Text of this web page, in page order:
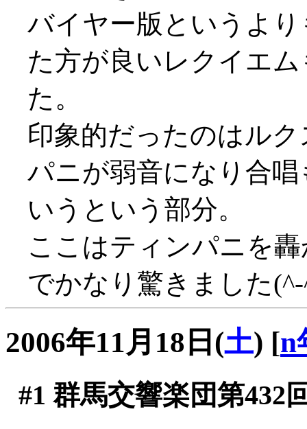
バイヤー版というよ
た方が良いレクイエ
た。
印象的だったのはル
パニが弱音になり合
いうという部分。
ここはティンパニを
でかなり驚きました
2006年11月18日(土) [n
#1 群馬交響楽団第432